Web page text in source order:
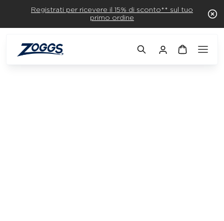
Registrati per ricevere il 15% di sconto** sul tuo
primo ordine